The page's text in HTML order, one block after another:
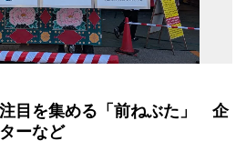
注目を集める「前ねぶた」 企
ーなど